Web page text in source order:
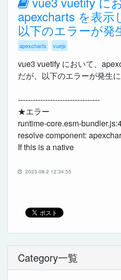
apexcharts を表示
以下のエラーが発
apexcharts vuejs
vue3 vuetify において、
だが、以下のエラーが発生
---------------------------------
★エラー
runtime-core.esm-
resolve component:
If this is a native
2023-08-2 12:34:55
Category一覧